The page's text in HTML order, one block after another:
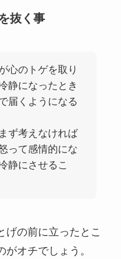
抜く事
心のトゲを取り
静になったとき
届くようになる
ず考えなければ
って感情的にな
静にさせるこ
げの前に立ったとこ
オチでしょう。